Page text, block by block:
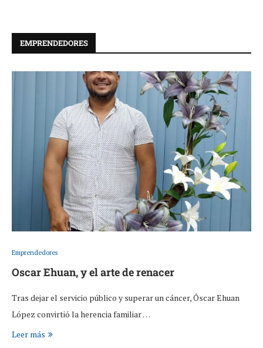
EMPRENDEDORES
Emprendedores
Oscar Ehuan, y el arte de renacer
Tras dejar el servicio público y superar un cáncer, Óscar Ehuan
López convirtió la herencia familiar …
Leer más